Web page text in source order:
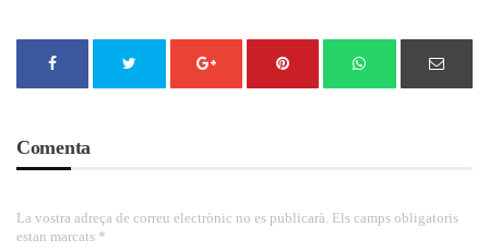
Comenta
La vostra adreça de correu electrònic no es publicarà. Els camps obligatoris
estan marcats *